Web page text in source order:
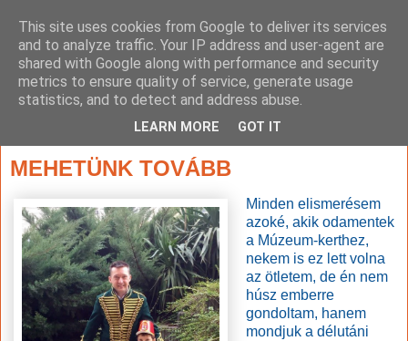
MEHETÜNK TOVÁBB
Minden elismerésem
azoké, akik odamentek
a Múzeum-kerthez,
nekem is ez lett volna
az ötletem, de én nem
húsz emberre
gondoltam, hanem
mondjuk a délutáni
This site uses cookies from Google to deliver its services
and to analyze traffic. Your IP address and user-agent are
shared with Google along with performance and security
metrics to ensure quality of service, generate usage
statistics, and to detect and address abuse.
LEARN MORE GOT IT